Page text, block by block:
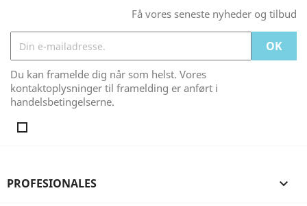
Få vores seneste nyheder og tilbud
Du kan framelde dig når som helst. Vores
kontaktoplysninger til framelding er anført i
handelsbetingelserne.
PROFESIONALES 